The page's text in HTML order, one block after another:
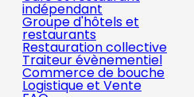
indépendant
Groupe d'hôtels et
restaurants
Restauration collective
Traiteur évènementiel
Commerce de bouche
Logistique et Vente